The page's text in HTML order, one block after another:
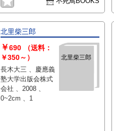
北里柴三郎
北里柴三郎
￥690
（送料：
￥350～）
長木大三 、慶應義
塾大学出版会株式
会社 、2008 、
0~2cm 、1